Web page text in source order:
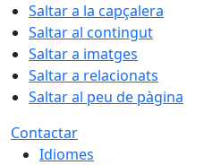
Saltar a la capçalera
Saltar al contingut
Saltar a imatges
Saltar a relacionats
Saltar al peu de pàgina
Contactar
Idiomes